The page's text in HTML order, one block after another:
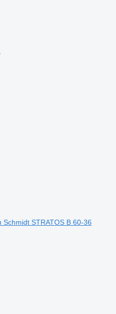
Schmidt STRATOS B 60-36